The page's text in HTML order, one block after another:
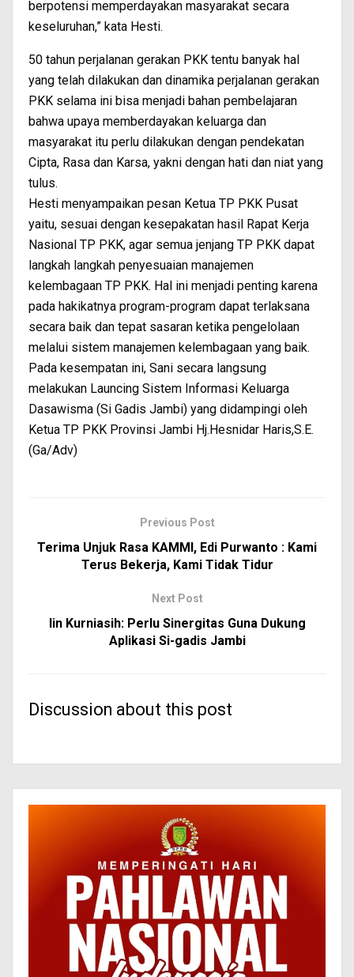
berpotensi memperdayakan masyarakat secara
keseluruhan,” kata Hesti.
50 tahun perjalanan gerakan PKK tentu banyak hal
yang telah dilakukan dan dinamika perjalanan gerakan
PKK selama ini bisa menjadi bahan pembelajaran
bahwa upaya memberdayakan keluarga dan
masyarakat itu perlu dilakukan dengan pendekatan
Cipta, Rasa dan Karsa, yakni dengan hati dan niat yang
tulus.
Hesti menyampaikan pesan Ketua TP PKK Pusat
yaitu, sesuai dengan kesepakatan hasil Rapat Kerja
Nasional TP PKK, agar semua jenjang TP PKK dapat
langkah langkah penyesuaian manajemen
kelembagaan TP PKK. Hal ini menjadi penting karena
pada hakikatnya program-program dapat terlaksana
secara baik dan tepat sasaran ketika pengelolaan
melalui sistem manajemen kelembagaan yang baik.
Pada kesempatan ini, Sani secara langsung
melakukan Launcing Sistem Informasi Keluarga
Dasawisma (Si Gadis Jambi) yang didampingi oleh
Ketua TP PKK Provinsi Jambi Hj.Hesnidar Haris,S.E.
(Ga/Adv)
Previous Post
Terima Unjuk Rasa KAMMI, Edi Purwanto : Kami
Terus Bekerja, Kami Tidak Tidur
Next Post
Iin Kurniasih: Perlu Sinergitas Guna Dukung
Aplikasi Si-gadis Jambi
Discussion about this post